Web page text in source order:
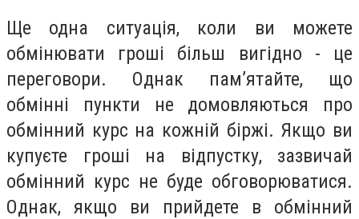
Ще одна ситуація, коли ви можете
обмінювати гроші більш вигідно - це
переговори. Однак пам’ятайте, що
обмінні пункти не домовляються про
обмінний курс на кожній біржі. Якщо ви
купуєте гроші на відпустку, зазвичай
обмінний курс не буде обговорюватися.
Однак, якщо ви прийдете в обмінний